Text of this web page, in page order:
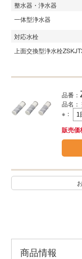
整水器・浄水器
一体型浄水器
対応水栓
上面交換型浄水栓
品番：
品名：
※ ：
販売価
商品情報